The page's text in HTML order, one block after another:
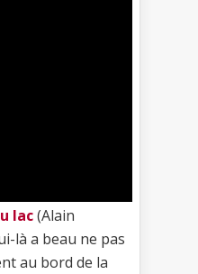
lac(Alain
là a beau ne pas
au bord de la